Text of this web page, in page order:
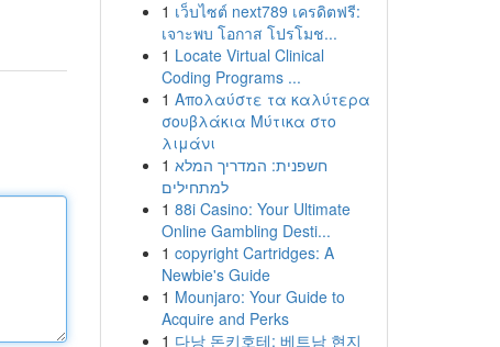
1 เว็บไซต์ next789 เครดิตฟรี:
เจาะพบ โอกาส โปรโมช...
1 Locate Virtual Clinical
Coding Programs ...
1 Απολαύστε τα καλύτερα
σουβλάκια Μύτικα στο
λιμάνι
1 חשפנית: המדריך המלא
למתחילים
1 88i Casino: Your Ultimate
Online Gambling Desti...
1 copyright Cartridges: A
Newbie's Guide
1 Mounjaro: Your Guide to
Acquire and Perks
1 다낭 돈키호테: 베트남 현지